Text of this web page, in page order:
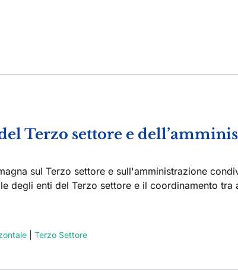
Terzo settore e
sul Terzo settore e sull'amministrazione
degli enti del Terzo settore e il coordinamento tra
Terzo Settore